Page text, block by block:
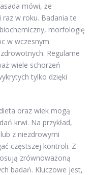
mówi, że
w roku. Badania te
morfologię
w wczesnym
Regularne
wiele schorzeń
tylko dzięki
oraz wiek mogą
krwi. Na przykład,
z niezdrowymi
częstszej kontroli. Z
zrównoważoną
badań. Kluczowe jest,